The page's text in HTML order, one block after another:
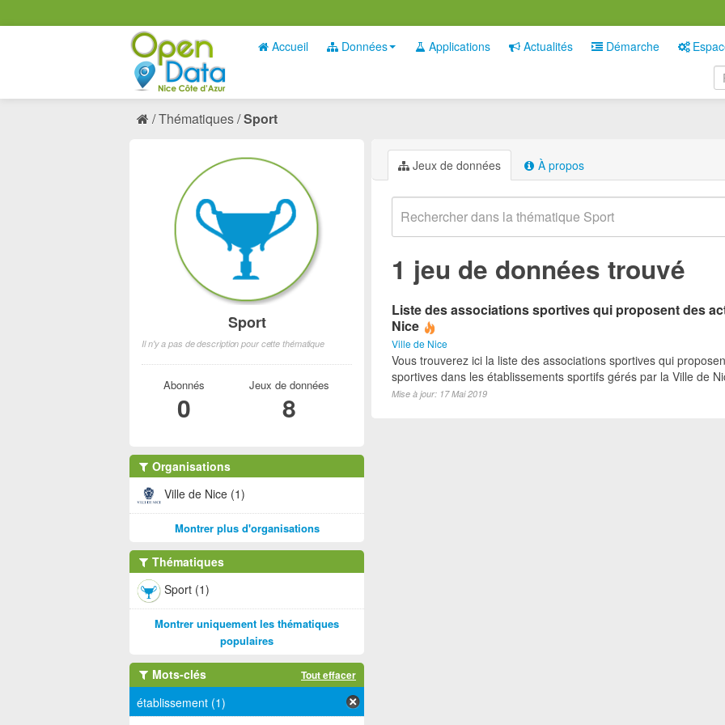
Accueil Données Applications Actualités Démarche
Thématiques Sport
Jeux de données À propos
1 jeu de données trouvé
Liste des associations sportives qui proposent des
Nice
Ville de Nice
Vous trouverez ici la liste des associations sportives qui
sportives dans les établissements sportifs gérés par la Ville de
Mise à jour: 17 Mai 2019
Sport
Il n'y a pas de description pour cette thématique
Abonnés
0
Jeux de données
8
Organisations
Ville de Nice (1)
Montrer plus d'organisations
Thématiques
Sport (1)
Montrer uniquement les thématiques
populaires
Mots-clés Tout effacer
établissement (1)